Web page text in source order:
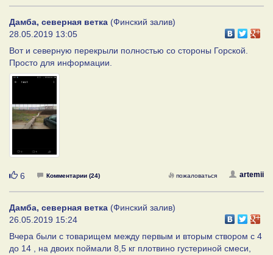
Дамба, северная ветка (Финский залив)
28.05.2019 13:05
Вот и северную перекрыли полностью со стороны Горской.
Просто для информации.
Нравится
6 Комментарии (24) artemii
пожаловаться
Дамба, северная ветка (Финский залив)
26.05.2019 15:24
Вчера были с товарищем между первым и вторым створом с 4
до 14 , на двоих поймали 8,5 кг плотвино густериной смеси,